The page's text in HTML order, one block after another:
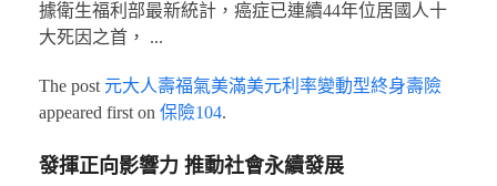
據衛生福利部最新統計，癌症已連續44年位居國人十
大死因之首， ...
The post 元大人壽福氣美滿美元利率變動型終身壽險
appeared first on 保險104.
發揮正向影響力 推動社會永續發展